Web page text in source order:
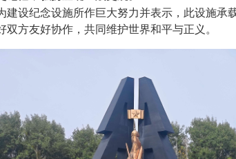
建设纪念设施所作巨大努力并表示，此设施承
双方友好协作，共同维护世界和平与正义。